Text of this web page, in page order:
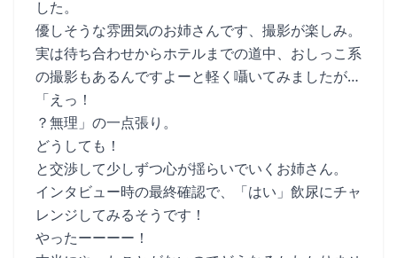
した。
優しそうな雰囲気のお姉さんです、撮影が楽しみ。
実は待ち合わせからホテルまでの道中、おしっこ系
の撮影もあるんですよーと軽く囁いてみましたが…
「えっ！
？無理」の一点張り。
どうしても！
と交渉して少しずつ心が揺らいでいくお姉さん。
インタビュー時の最終確認で、「はい」飲尿にチャ
レンジしてみるそうです！
やったーーーー！